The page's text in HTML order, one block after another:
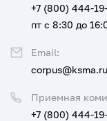
Приемная
+7 (800) 444-
+7 (800) 444-
пт с 8:30 до
Email:
corpus@ksma.ru